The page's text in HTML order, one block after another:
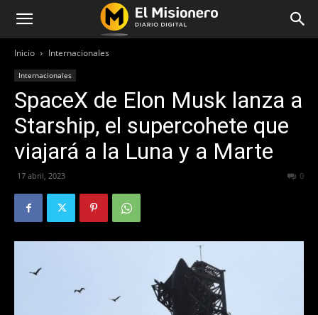
Inicio Internacionales
Internacionales
SpaceX de Elon Musk lanza a
Starship, el supercohete que
viajará a la Luna y a Marte
17 abril, 2023 0